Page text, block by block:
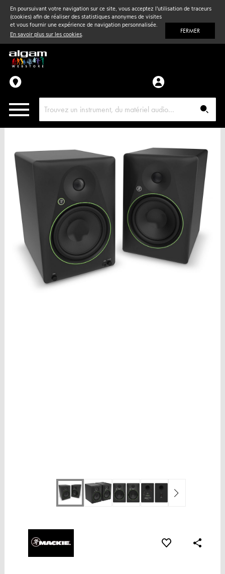
En poursuivant votre navigation sur ce site, vous acceptez l'utilisation de traceurs
(cookies) afin de réaliser des statistiques anonymes de visites
et vous fournir une expérience de navigation personnalisée.
En savoir plus sur les cookies. FERMER
Vent& Violon
Accessoires
Pièces détachées